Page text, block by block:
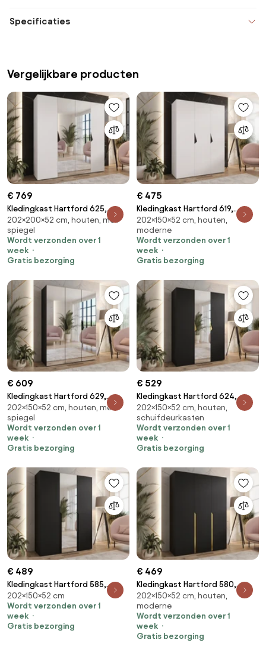
Specificaties
Vergelijkbare producten
€ 769
Kledingkast Hartford 625,
Zwart, Wit, 202x200x52cm,
135.3 kg, Kledingkast deuren:
Met scharnieren
202×200×52 cm, houten, met
spiegel
Wordt verzonden over 1
week
Gratis bezorging
€ 475
Kledingkast Hartford 619,
Zwart, Wit, 202x150x52cm,
104.8 kg, Kledingkast deuren:
Met scharnieren
202×150×52 cm, houten,
moderne
Wordt verzonden over 1
week
Gratis bezorging
€ 609
Kledingkast Hartford 629,
Zwart, 202x150x52cm, 104.8 kg,
Kledingkast deuren: Met
scharnieren
202×150×52 cm, houten, met
spiegel
Wordt verzonden over 1
week
Gratis bezorging
€ 529
Kledingkast Hartford 624,
Gouden, Zwart, 202x150x52cm,
104.8 kg, Kledingkast deuren:
Met scharnieren
202×150×52 cm, houten,
schuifdeurkasten
Wordt verzonden over 1
week
Gratis bezorging
€ 489
Kledingkast Hartford 585,
Zwart, 202x150x52cm, 104.8 kg,
Kledingkast deuren: Met
scharnieren
202×150×52 cm
Wordt verzonden over 1
week
Gratis bezorging
€ 469
Kledingkast Hartford 580,
Zwart, Gouden, 202x150x52cm,
104.8 kg, Kledingkast deuren:
Met scharnieren
202×150×52 cm, houten,
moderne
Wordt verzonden over 1
week
Gratis bezorging